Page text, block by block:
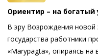
Ориентир – на богатый
В эру Возрождения новой
государства работники
«Marypagta», опираясь